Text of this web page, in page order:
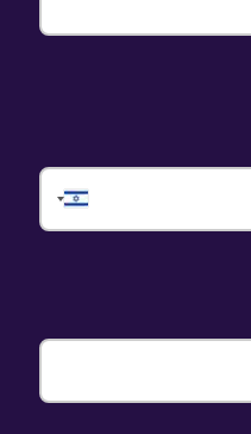
Israel
+972